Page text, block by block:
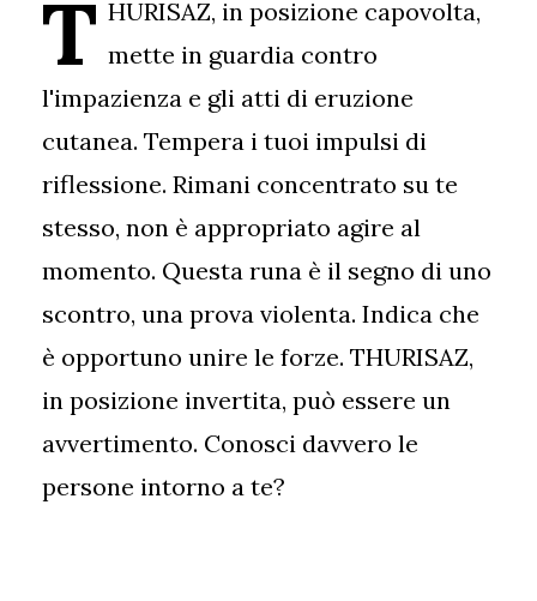
T HURISAZ, in posizione capovolta,
mette in guardia contro
l'impazienza e gli atti di eruzione
cutanea. Tempera i tuoi impulsi di
riflessione. Rimani concentrato su te
stesso, non è appropriato agire al
momento. Questa runa è il segno di uno
scontro, una prova violenta. Indica che
è opportuno unire le forze. THURISAZ,
in posizione invertita, può essere un
avvertimento. Conosci davvero le
persone intorno a te?